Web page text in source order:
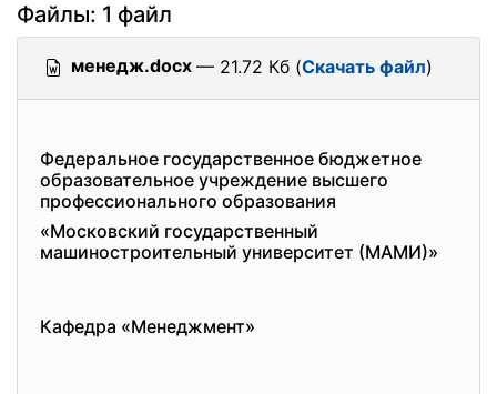
Файлы: 1 файл
менедж.docx — 21.72 Кб (Скачать файл)
Федеральное государственное бюджетное
образовательное учреждение высшего
профессионального образования
«Московский государственный
машиностроительный университет (МАМИ)»
Кафедра «Менеджмент»